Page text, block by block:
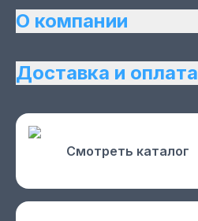
О компании
Доставка и оплата
Смотреть каталог